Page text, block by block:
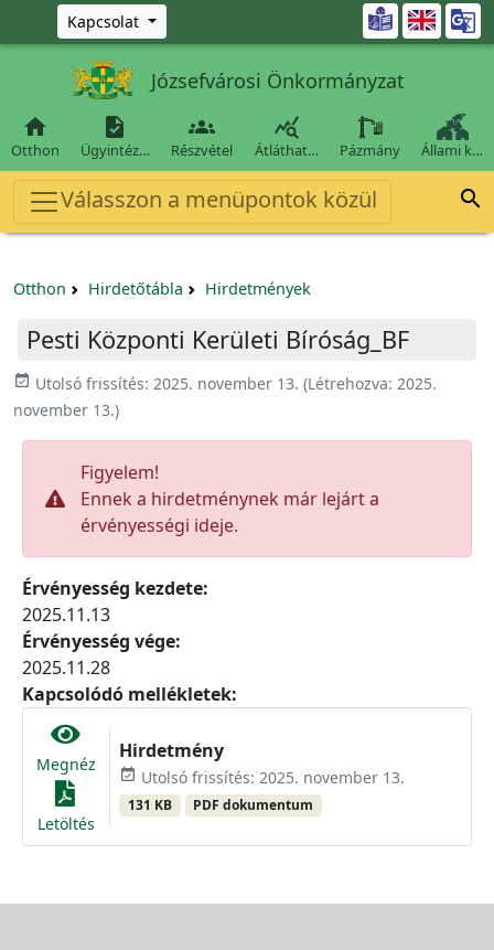
Ugrás a fő tartalomra
Kapcsolat 
Józsefvárosi Önkormányzat

Otthon

Ügyintéz…

Részvétel

Átláthat… Pázmány Állami k…
Válasszon a menüpontok közül 
Otthon Hirdetőtábla Hirdetmények
Pesti Központi Kerületi Bíróság_BF
event_available Utolsó frissítés: 2025. november 13. (Létrehozva: 2025.
november 13.)
Figyelem!
Ennek a hirdetménynek már lejárt a
érvényességi ideje.
Érvényesség kezdete:
2025.11.13
Érvényesség vége:
2025.11.28
Kapcsolódó mellékletek:
Megnéz
Letöltés
Hirdetmény
event_available Utolsó frissítés: 2025. november 13.
131 KB PDF dokumentum